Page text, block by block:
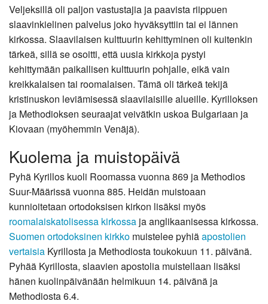
Veljeksillä oli paljon vastustajia ja paavista riippuen
slaavinkielinen palvelus joko hyväksyttiin tai ei lännen
kirkossa. Slaavilaisen kulttuurin kehittyminen oli kuitenkin
tärkeä, sillä se osoitti, että uusia kirkkoja pystyi
kehittymään paikallisen kulttuurin pohjalle, eikä vain
kreikkalaisen tai roomalaisen. Tämä oli tärkeä tekijä
kristinuskon leviämisessä slaavilaisille alueille. Kyrilloksen
ja Methodioksen seuraajat veivätkin uskoa Bulgariaan ja
Kiovaan (myöhemmin Venäjä).
Kuolema ja muistopäivä
Pyhä Kyrillos kuoli Roomassa vuonna 869 ja Methodios
Suur-Määrissä vuonna 885. Heidän muistoaan
kunnioitetaan ortodoksisen kirkon lisäksi myös
roomalaiskatolisessa kirkossa ja anglikaanisessa kirkossa.
Suomen ortodoksinen kirkko muistelee pyhiäapostolien
vertaisia Kyrillosta ja Methodiosta toukokuun 11. päivänä.
Pyhää Kyrillosta, slaavien apostolia muistellaan lisäksi
hänen kuolinpäivänään helmikuun 14. päivänä ja
Methodiosta 6.4.